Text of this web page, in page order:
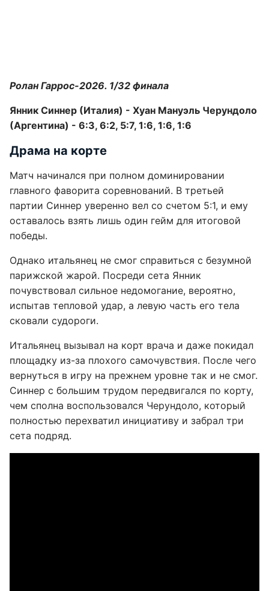
Ролан Гаррос-2026. 1/32 финала
Янник Синнер (Италия) - Хуан Мануэль Черундоло
(Аргентина) - 6:3, 6:2, 5:7, 1:6, 1:6, 1:6
Драма на корте
Матч начинался при полном доминировании
главного фаворита соревнований. В третьей
партии Синнер уверенно вел со счетом 5:1, и ему
оставалось взять лишь один гейм для итоговой
победы.
Однако итальянец не смог справиться с безумной
парижской жарой. Посреди сета Янник
почувствовал сильное недомогание, вероятно,
испытав тепловой удар, а левую часть его тела
сковали судороги.
Итальянец вызывал на корт врача и даже покидал
площадку из-за плохого самочувствия. После чего
вернуться в игру на прежнем уровне так и не смог.
Синнер с большим трудом передвигался по корту,
чем сполна воспользовался Черундоло, который
полностью перехватил инициативу и забрал три
сета подряд.